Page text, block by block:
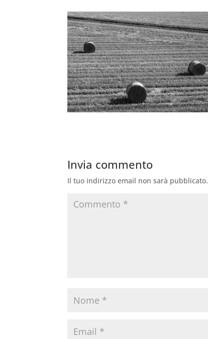
Invia commento
Il tuo indirizzo email non sarà pubblicato.